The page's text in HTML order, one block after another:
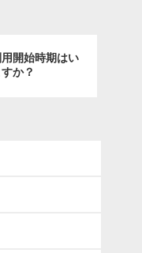
開始時期はい
か？